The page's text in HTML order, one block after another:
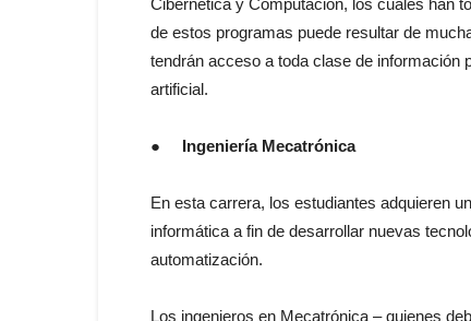
de estos programas puede resultar de
tendrán acceso a toda clase de información
artificial.
● Ingeniería Mecatrónica
En esta carrera, los estudiantes adquieren
informática a fin de desarrollar nuevas
automatización.
Los ingenieros en Mecatrónica – quienes